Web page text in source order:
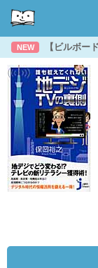
NEW 【ビルボー